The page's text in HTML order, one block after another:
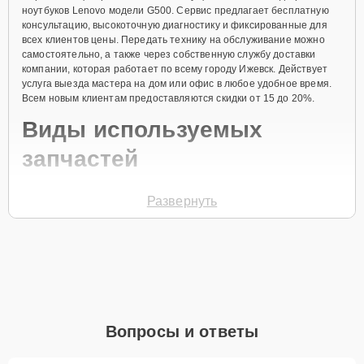
ноутбуков Lenovo модели G500. Сервис предлагает бесплатную
консультацию, высокоточную диагностику и фиксированные для
всех клиентов цены. Передать технику на обслуживание можно
самостоятельно, а также через собственную службу доставки
компании, которая работает по всему городу Ижевск. Действует
услуга выезда мастера на дом или офис в любое удобное время.
Всем новым клиентам предоставляются скидки от 15 до 20%.
Виды используемых
запчастей
Для ремонта ноутбука модели G500 предлагаются как
оригинальные комплектующие бренда Lenovo, так и качественные
года, рекомендуется выбор оригинальных
Развернуть
Вопросы и ответы